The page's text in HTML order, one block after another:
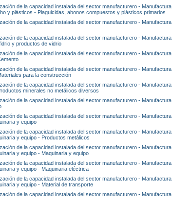
de la capacidad instalada del sector manufacturero - Manufactura
y plásticos - Plaguicidas, abonos compuestos y plásticos primarios
de la capacidad instalada del sector manufacturero - Manufactura
de la capacidad instalada del sector manufacturero - Manufactura
y productos de vidrio
de la capacidad instalada del sector manufacturero - Manufactura
de la capacidad instalada del sector manufacturero - Manufactura
para la construcción
de la capacidad instalada del sector manufacturero - Manufactura
minerales no metálicos diversos
de la capacidad instalada del sector manufacturero - Manufactura
de la capacidad instalada del sector manufacturero - Manufactura
y equipo
de la capacidad instalada del sector manufacturero - Manufactura
y equipo - Productos metálicos
de la capacidad instalada del sector manufacturero - Manufactura
y equipo - Maquinaria y equipo
de la capacidad instalada del sector manufacturero - Manufactura
y equipo - Maquinaria eléctrica
de la capacidad instalada del sector manufacturero - Manufactura
y equipo - Material de transporte
de la capacidad instalada del sector manufacturero - Manufactura